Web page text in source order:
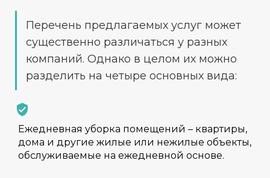
Перечень предлагаемых услуг может
существенно различаться у разных
компаний. Однако в целом их можно
разделить на четыре основных вида:
Ежедневная уборка помещений – квартиры,
дома и другие жилые или нежилые объекты,
обслуживаемые на ежедневной основе.